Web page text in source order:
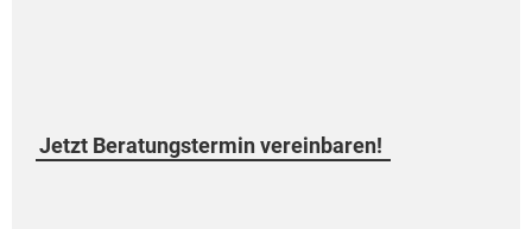
Jetzt Beratungstermin vereinbaren!